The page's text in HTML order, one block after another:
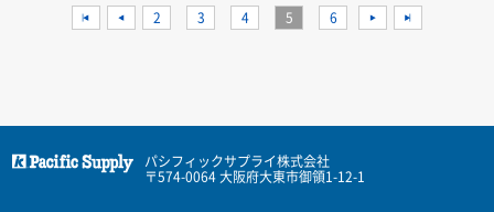
2 3 4 5 6
パシフィックサプライ株式会社
〒574-0064 大阪府大東市御領1-12-1